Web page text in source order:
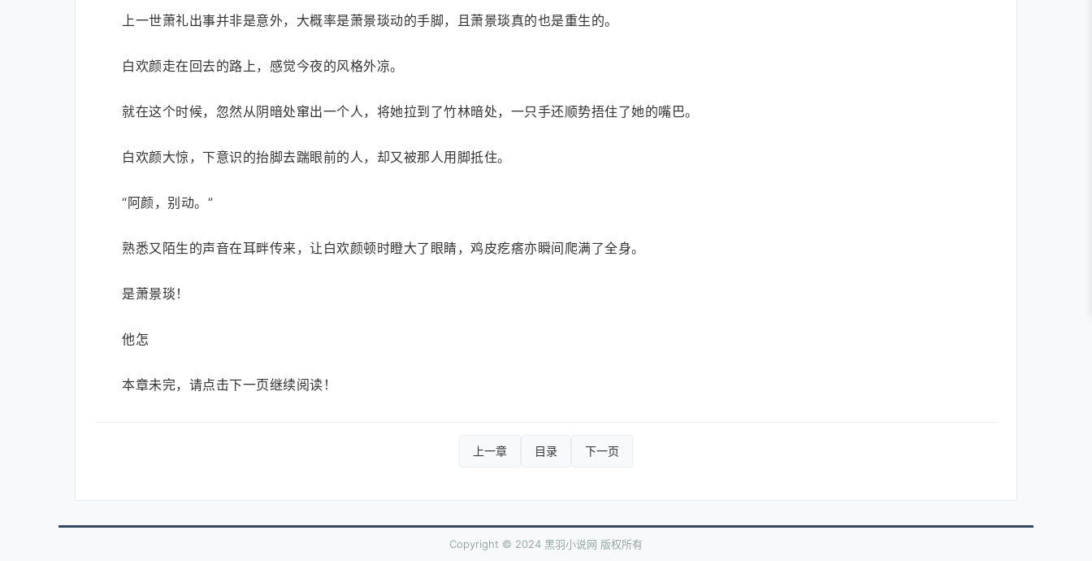
上一世萧礼出事并非是意外，大概率是萧景琰动的手脚，且萧景琰真的也是重生的。
白欢颜走在回去的路上，感觉今夜的风格外凉。
就在这个时候，忽然从阴暗处窜出一个人，将她拉到了竹林暗处，一只手还顺势捂住了她的嘴巴。
白欢颜大惊，下意识的抬脚去踹眼前的人，却又被那人用脚抵住。
“阿颜，别动。”
熟悉又陌生的声音在耳畔传来，让白欢颜顿时瞪大了眼睛，鸡皮疙瘩亦瞬间爬满了全身。
是萧景琰！
他怎
本章未完，请点击下一页继续阅读！
上一章 目录 下一页
Copyright © 2024 黑羽小说网 版权所有